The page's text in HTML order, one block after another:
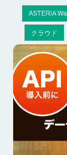
ASTERIA
クラウド